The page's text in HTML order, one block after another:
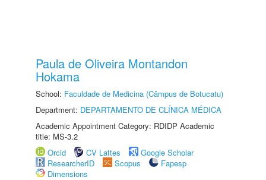
Paula de Oliveira Montandon
Hokama
School: Faculdade de Medicina (Câmpus de Botucatu)
Department: DEPARTAMENTO DE CLÍNICA MÉDICA
Academic Appointment Category: RDIDP Academic
title: MS-3.2
Orcid
CV Lattes
Google Scholar
ResearcherID
Scopus
Fapesp
Dimensions